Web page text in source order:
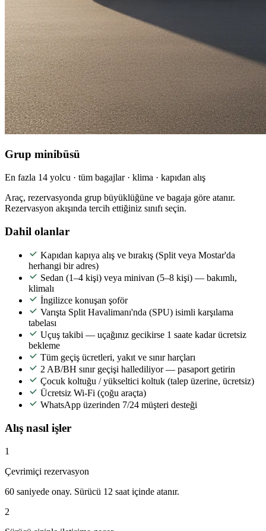
Grup minibüsü
En fazla 14 yolcu · tüm bagajlar · klima · kapıdan alış
Araç, rezervasyonda grup büyüklüğüne ve bagaja göre atanır.
Rezervasyon akışında tercih ettiğiniz sınıfı seçin.
Dahil olanlar
Kapıdan kapıya alış ve bırakış (Split veya Mostar'da
herhangi bir adres)
Sedan (1–4 kişi) veya minivan (5–8 kişi) — bakımlı,
klimalı
İngilizce konuşan şoför
Varışta Split Havalimanı'nda (SPU) isimli karşılama
tabelası
Uçuş takibi — uçağınız gecikirse 1 saate kadar ücretsiz
bekleme
Tüm geçiş ücretleri, yakıt ve sınır harçları
2 AB/BH sınır geçişi hallediliyor — pasaport getirin
Çocuk koltuğu / yükseltici koltuk (talep üzerine, ücretsiz)
Ücretsiz Wi-Fi (çoğu araçta)
WhatsApp üzerinden 7/24 müşteri desteği
Alış nasıl işler
1
Çevrimiçi rezervasyon
60 saniyede onay. Sürücü 12 saat içinde atanır.
2